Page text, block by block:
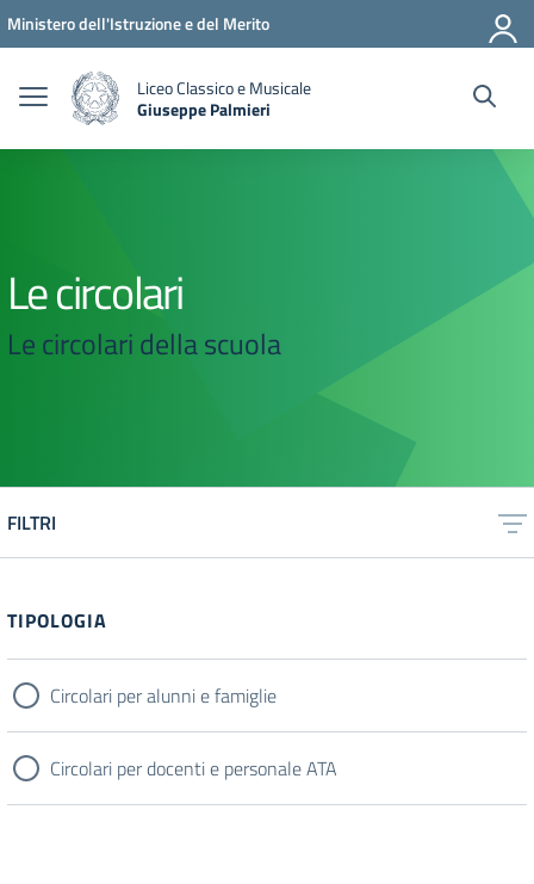
Vai ai contenuti
Vai al menu di navigazione
Vai al footer
Ministero dell'Istruzione e del Merito
Liceo Classico e Musicale
Giuseppe Palmieri
Le circolari
Le circolari della scuola
FILTRI
Filtri
TIPOLOGIA
Circolari per alunni e famiglie
Circolari per docenti e personale ATA